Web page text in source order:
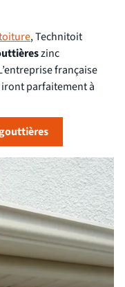
, Technitoit
zinc
française
parfaitement à